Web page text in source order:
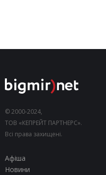
© 2000-2024,
ТОВ «КЕПРЕЙТ ПАРТНЕРС».
Всі права захищені.
Афіша
Новини